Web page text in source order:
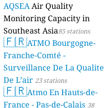
AQSEAAir Quality
Monitoring Capacity in
Southeast Asia85 stations
🇫🇷ATMO Bourgogne-
Franche-Comté -
Surveillance De La Qualite
De L’air 23 stations
🇫🇷Atmo En Hauts-de-
France - Pas-de-Calais 38